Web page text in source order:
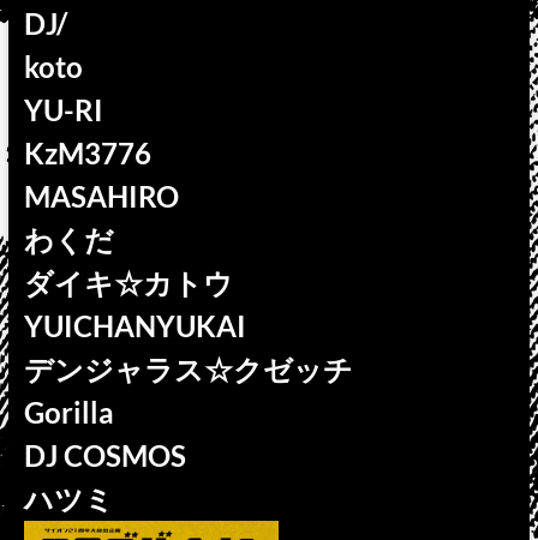
DJ/
koto
YU-RI
KzM3776
MASAHIRO
わくだ
ダイキ☆カトウ
YUICHANYUKAI
デンジャラス☆クゼッチ
Gorilla
DJ COSMOS
ハツミ